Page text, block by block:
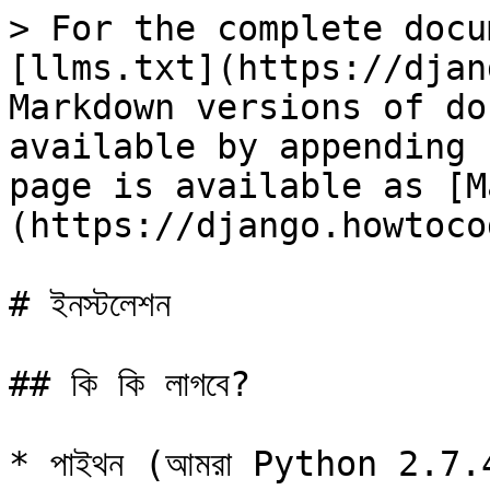
> For the complete
[llms.txt](https://
Markdown versions of
available by
page is available as
(https://
# ইনস্টলেশন
## কি কি লাগবে?
* পাইথন (আমরা Python 2.7.4